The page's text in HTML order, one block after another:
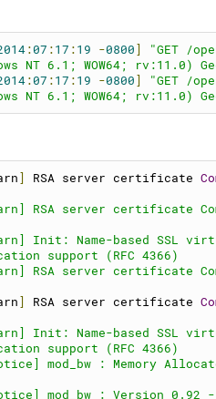
www http htdocs docs web
: 07 : 17 : 19 -0800
"GET /
NT 6.1; WOW64; rv:11.0)
: 07 : 17 : 19 -0800
"GET /
NT 6.1; WOW64; rv:11.0)
RSA server certificate
RSA server certificate
Init: Name-based SSL
support (RFC 4366)
RSA server certificate
RSA server certificate
Init: Name-based SSL
support (RFC 4366)
mod_bw : Memory
mod_bw : Version